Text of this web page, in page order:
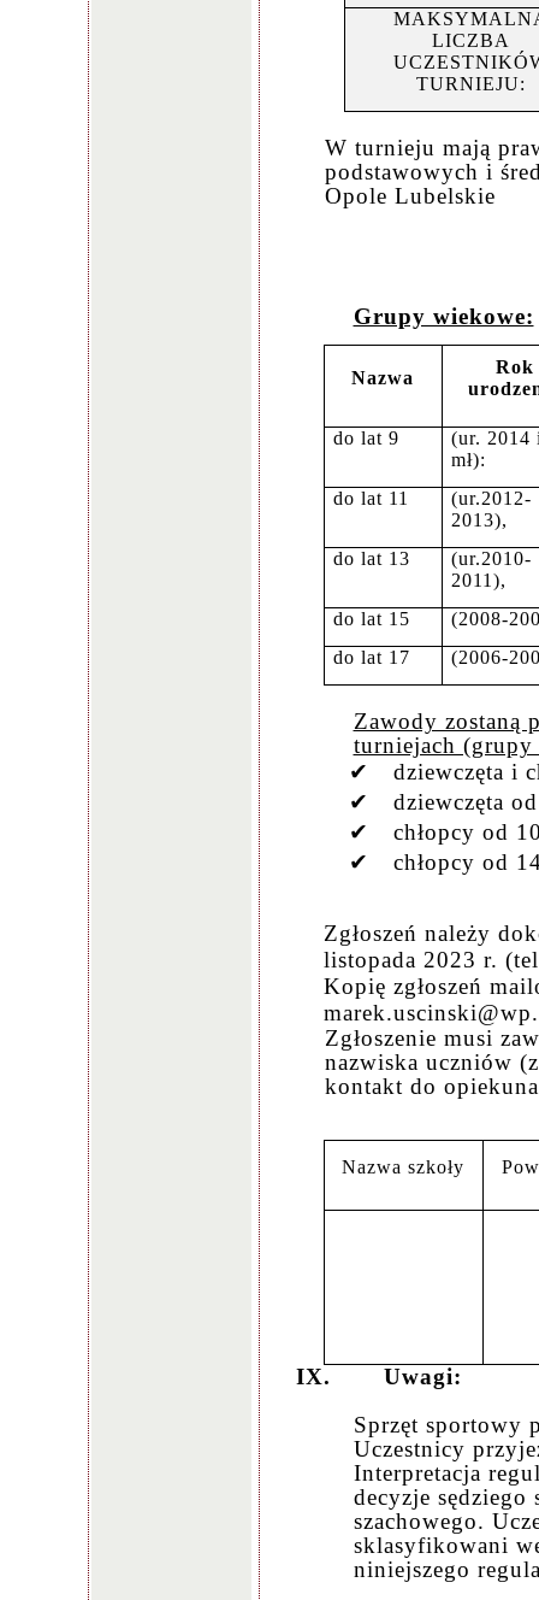
LICZBA
TURNIEJU:
W turnieju mają
podstawowych i
Opole Lubelskie
Grupy wiekowe:
Nazwa
Rok
do lat 9
(ur. 2014
mł):
do lat 11
(ur.2012-
2013),
do lat 13
(ur.2010-
2011),
do lat 15
(2008-
do lat 17
(2006-
Zawody zostaną
turniejach
✔ dziewczęta i
✔ dziewczęta
✔ chłopcy od
✔ chłopcy od
Zgłoszeń należy
listopada 2023 r.
Kopię zgłoszeń
Zgłoszenie musi
nazwiska uczniów
kontakt do
Nazwa szkoły
IX.
Uwagi:
Sprzęt sportowy
Uczestnicy
Interpretacja
decyzje sędziego
szachowego.
sklasyfikowani
niniejszego